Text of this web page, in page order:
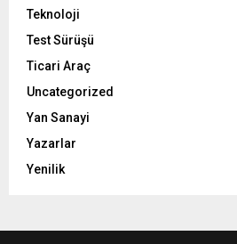
Teknoloji
Test Sürüşü
Ticari Araç
Uncategorized
Yan Sanayi
Yazarlar
Yenilik